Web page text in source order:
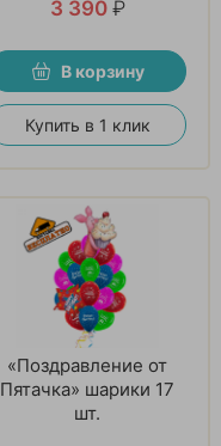
3 390 ₽
В корзину
Купить в 1 клик
«Поздравление от
Пятачка» шарики 17
шт.